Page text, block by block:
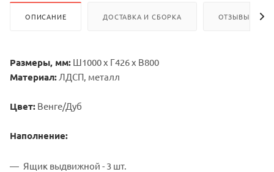
ОПИСАНИЕ ДОСТАВКА И СБОРКА ОТЗЫВЫ
Размеры, мм: Ш1000 х Г426 х В800
Материал: ЛДСП, металл
Цвет: Венге/Дуб
Наполнение:
Ящик выдвижной - 3 шт.